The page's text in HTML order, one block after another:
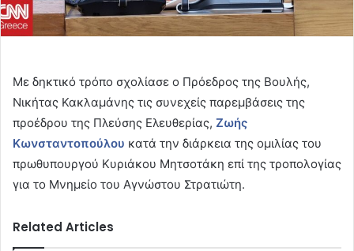
Με δηκτικό τρόπο σχολίασε ο Πρόεδρος της Βουλής,
Νικήτας Κακλαμάνης τις συνεχείς παρεμβάσεις της
προέδρου της Πλεύσης Ελευθερίας, Ζωής
Κωνσταντοπούλου κατά την διάρκεια της ομιλίας του
πρωθυπουργού Κυριάκου Μητσοτάκη επί της τροπολογίας
για το Μνημείο του Αγνώστου Στρατιώτη.
Related Articles